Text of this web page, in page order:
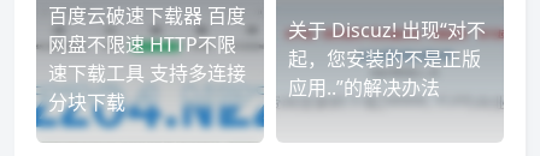
百度云破速下载器 百度
网盘不限速 HTTP不限
速下载工具 支持多连接
分块下载
关于 Discuz! 出现“对不
起，您安装的不是正版
应用..”的解决办法